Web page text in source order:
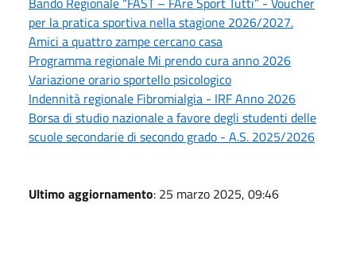
per la pratica sportiva nella stagione 2026/2027.
Amici a quattro zampe cercano casa
Programma regionale Mi prendo cura anno 2026
Variazione orario sportello psicologico
Indennità regionale Fibromialgia - IRF Anno 2026
Borsa di studio nazionale a favore degli studenti delle
scuole secondarie di secondo grado - A.S. 2025/2026
Ultimo aggiornamento: 25 marzo 2025, 09:46